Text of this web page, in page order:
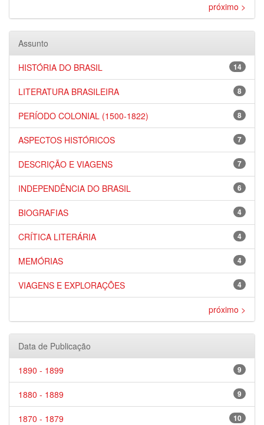
próximo >
Assunto
14
HISTÓRIA DO BRASIL
8
LITERATURA BRASILEIRA
8
PERÍODO COLONIAL (1500-1822)
7
ASPECTOS HISTÓRICOS
7
DESCRIÇÃO E VIAGENS
6
INDEPENDÊNCIA DO BRASIL
4
BIOGRAFIAS
4
CRÍTICA LITERÁRIA
4
MEMÓRIAS
4
VIAGENS E EXPLORAÇÕES
próximo >
Data de Publicação
9
1890 - 1899
9
1880 - 1889
10
1870 - 1879